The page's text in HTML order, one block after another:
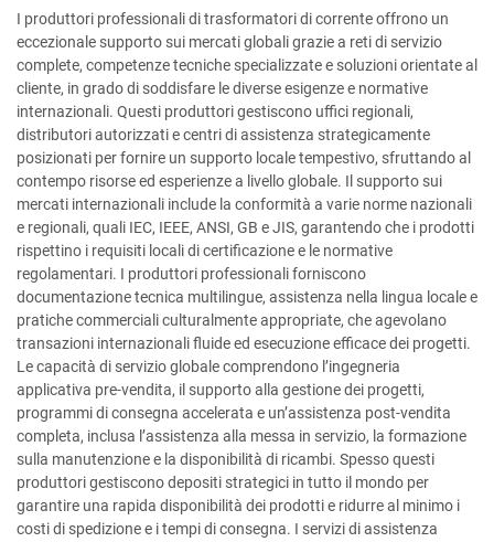
I produttori professionali di trasformatori di corrente offrono un
eccezionale supporto sui mercati globali grazie a reti di servizio
complete, competenze tecniche specializzate e soluzioni orientate al
cliente, in grado di soddisfare le diverse esigenze e normative
internazionali. Questi produttori gestiscono uffici regionali,
distributori autorizzati e centri di assistenza strategicamente
posizionati per fornire un supporto locale tempestivo, sfruttando al
contempo risorse ed esperienze a livello globale. Il supporto sui
mercati internazionali include la conformità a varie norme nazionali
e regionali, quali IEC, IEEE, ANSI, GB e JIS, garantendo che i prodotti
rispettino i requisiti locali di certificazione e le normative
regolamentari. I produttori professionali forniscono
documentazione tecnica multilingue, assistenza nella lingua locale e
pratiche commerciali culturalmente appropriate, che agevolano
transazioni internazionali fluide ed esecuzione efficace dei progetti.
Le capacità di servizio globale comprendono l’ingegneria
applicativa pre-vendita, il supporto alla gestione dei progetti,
programmi di consegna accelerata e un’assistenza post-vendita
completa, inclusa l’assistenza alla messa in servizio, la formazione
sulla manutenzione e la disponibilità di ricambi. Spesso questi
produttori gestiscono depositi strategici in tutto il mondo per
garantire una rapida disponibilità dei prodotti e ridurre al minimo i
costi di spedizione e i tempi di consegna. I servizi di assistenza